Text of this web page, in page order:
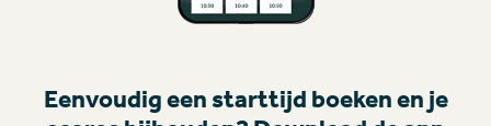
Eenvoudig een starttijd boeken en je